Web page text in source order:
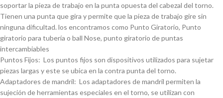
soportar la pieza de trabajo en la punta opuesta del cabezal del torno.
Tienen una punta que gira y permite que la pieza de trabajo gire sin
ninguna dificultad. los encontramos como Punto Giratorio, Punto
giratorio para tuberí­a o ball Nose, punto giratorio de puntas
intercambiables
Puntos Fijos: Los puntos fijos son dispositivos utilizados para sujetar
piezas largas y este se ubica en la contra punta del torno.
Adaptadores de mandril: Los adaptadores de mandril permiten la
sujeción de herramientas especiales en el torno, se utilizan con